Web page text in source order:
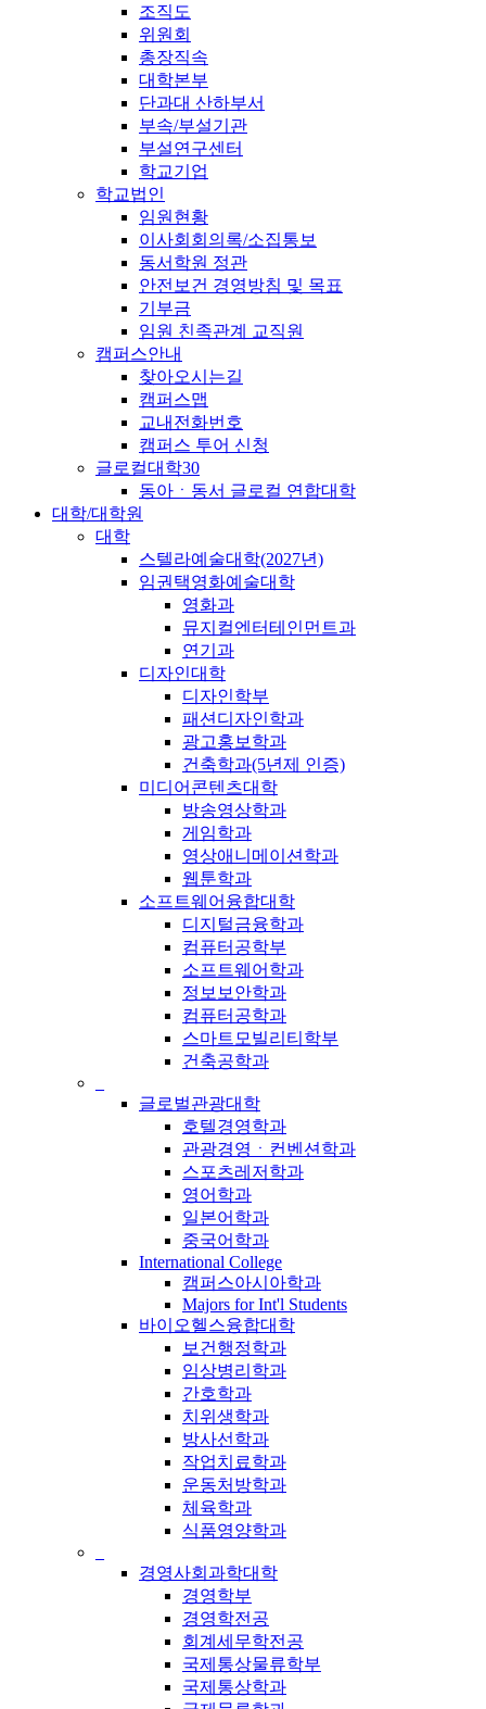
조직도
위원회
총장직속
대학본부
단과대 산하부서
부속/부설기관
부설연구센터
학교기업
학교법인
임원현황
이사회회의록/소집통보
동서학원 정관
안전보건 경영방침 및 목표
기부금
임원 친족관계 교직원
캠퍼스안내
찾아오시는길
캠퍼스맵
교내전화번호
캠퍼스 투어 신청
글로컬대학30
동아ㆍ동서 글로컬 연합대학
대학/대학원
대학
스텔라예술대학(2027년)
임권택영화예술대학
영화과
뮤지컬엔터테인먼트과
연기과
디자인대학
디자인학부
패션디자인학과
광고홍보학과
건축학과(5년제 인증)
미디어콘텐츠대학
방송영상학과
게임학과
영상애니메이션학과
웹툰학과
소프트웨어융합대학
디지털금융학과
컴퓨터공학부
소프트웨어학과
정보보안학과
컴퓨터공학과
스마트모빌리티학부
건축공학과
글로벌관광대학
호텔경영학과
관광경영ㆍ컨벤션학과
스포츠레저학과
영어학과
일본어학과
중국어학과
International College
캠퍼스아시아학과
Majors for Int'l Students
바이오헬스융합대학
보건행정학과
임상병리학과
간호학과
치위생학과
방사선학과
작업치료학과
운동처방학과
체육학과
식품영양학과
경영사회과학대학
경영학부
경영학전공
회계세무학전공
국제통상물류학부
국제통상학과